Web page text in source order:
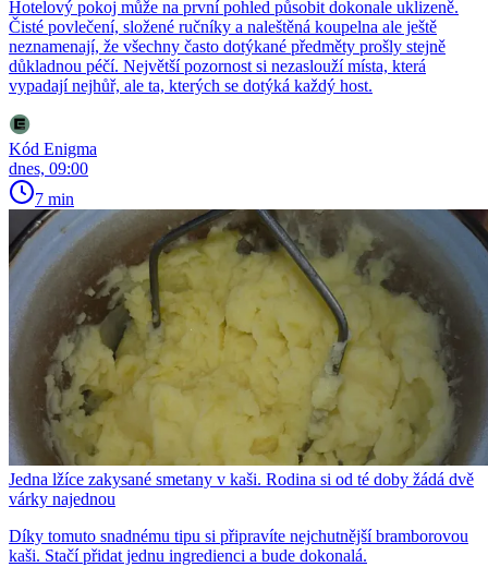
Hotelový pokoj může na první pohled působit dokonale uklizeně.
Čisté povlečení, složené ručníky a naleštěná koupelna ale ještě
neznamenají, že všechny často dotýkané předměty prošly stejně
důkladnou péčí. Největší pozornost si nezaslouží místa, která
vypadají nejhůř, ale ta, kterých se dotýká každý host.
Kód Enigma
dnes, 09:00
7 min
Jedna lžíce zakysané smetany v kaši. Rodina si od té doby žádá dvě
várky najednou
Díky tomuto snadnému tipu si připravíte nejchutnější bramborovou
kaši. Stačí přidat jednu ingredienci a bude dokonalá.